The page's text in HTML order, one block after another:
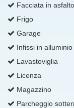
Facciata in asfalto
Frigo
Garage
Infissi in alluminio
Lavastoviglia
Licenza
Magazzino
Parcheggio